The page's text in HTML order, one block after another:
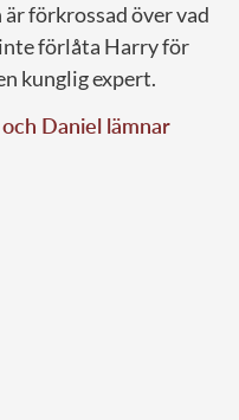
förkrossad över vad
förlåta Harry för
kunglig expert.
Daniel lämnar